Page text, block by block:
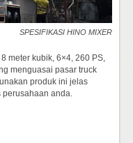
SPESIFIKASI HINO MIXER
meter kubik, 6×4, 260 PS,
menguasai pasar truck
produk ini jelas
anda.